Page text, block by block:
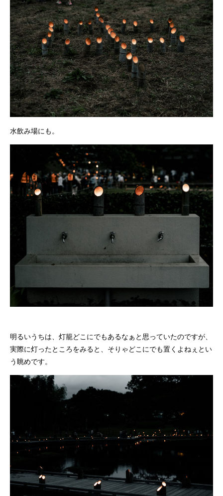
水飲み場にも。
明るいうちは、灯籠どこにでもあるなぁと思っていたのですが、
実際に灯ったところをみると、そりゃどこにでも置くよねぇとい
う眺めです。